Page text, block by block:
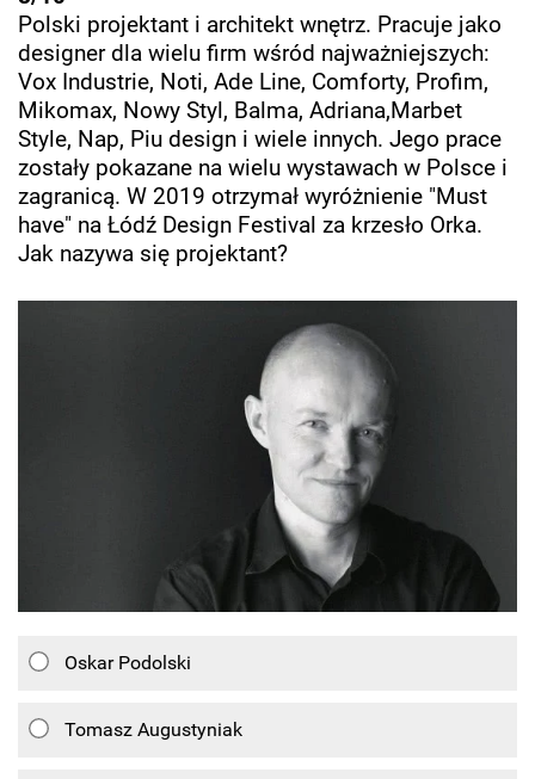
Polski projektant i architekt wnętrz. Pracuje jako
designer dla wielu firm wśród najważniejszych:
Vox Industrie, Noti, Ade Line, Comforty, Profim,
Mikomax, Nowy Styl, Balma, Adriana,Marbet
Style, Nap, Piu design i wiele innych. Jego prace
zostały pokazane na wielu wystawach w Polsce i
zagranicą. W 2019 otrzymał wyróżnienie "Must
have" na Łódź Design Festival za krzesło Orka.
Jak nazywa się projektant?
Oskar Podolski
Tomasz Augustyniak